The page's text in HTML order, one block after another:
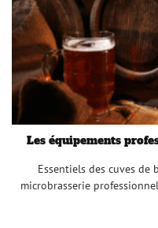
Les équipements
Essentiels des cuves de
microbrasserie